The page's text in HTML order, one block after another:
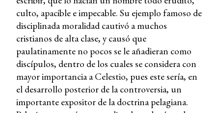
culto, apacible e impecable. Su ejemplo famoso de
disciplinada moralidad cautivó a muchos
cristianos de alta clase, y causó que
paulatinamente no pocos se le añadieran como
discípulos, dentro de los cuales se considera con
mayor importancia a Celestio, pues este sería, en
el desarrollo posterior de la controversia, un
importante expositor de la doctrina pelagiana.